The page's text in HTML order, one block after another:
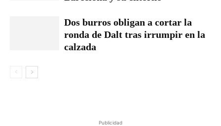
Dos burros obligan a cortar la
ronda de Dalt tras irrumpir en la
calzada
Publicidad